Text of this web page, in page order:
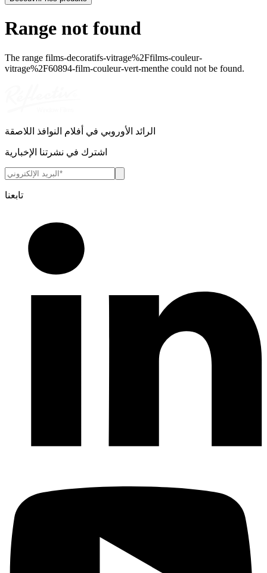
Range not found
The range films-decoratifs-vitrage%2Ffilms-couleur-
vitrage%2F60894-film-couleur-vert-menthe could not be found.
الرائد الأوروبي في أفلام النوافذ اللاصقة
اشترك في نشرتنا الإخبارية
تابعنا